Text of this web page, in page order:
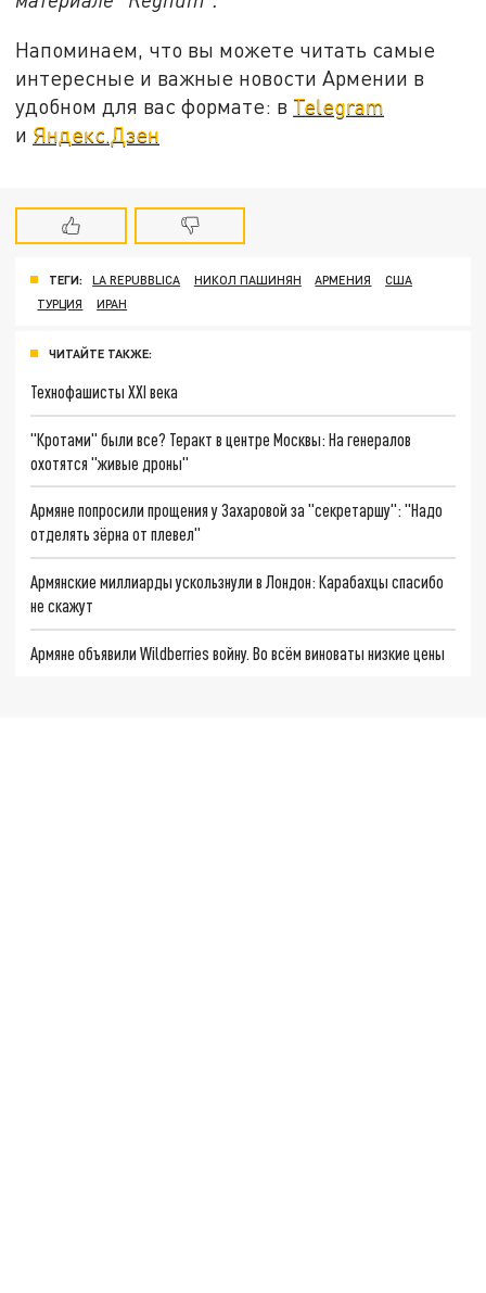
Напоминаем, что вы можете читать самые
интересные и важные новости Армении в
удобном для вас формате: в Telegram
и Яндекс.Дзен
ТЕГИ: LA REPUBBLICA НИКОЛ ПАШИНЯН АРМЕНИЯ
США
ТУРЦИЯ
ИРАН
ЧИТАЙТЕ ТАКЖЕ:
Технофашисты XXI века
"Кротами" были все? Теракт в центре Москвы: На генералов
охотятся "живые дроны"
Армяне попросили прощения у Захаровой за "секретаршу": "Надо
отделять зёрна от плевел"
Армянские миллиарды ускользнули в Лондон: Карабахцы спасибо
не скажут
Армяне объявили Wildberries войну. Во всём виноваты низкие цены